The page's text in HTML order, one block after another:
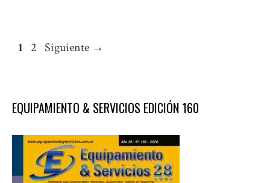
Página
1 Página
2 Siguiente →
EQUIPAMIENTO & SERVICIOS EDICIÓN 160